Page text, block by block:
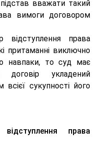
вважати такий
вимоги договором
відступлення права
притаманні виключно
навпаки, то суд має
укладений
сукупності його
права